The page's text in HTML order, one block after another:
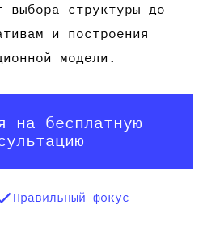
выбора структуры до
и построения
модели.
на бесплатную
Правильный фокус